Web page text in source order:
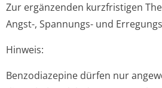
Zur ergänzenden kurzfristigen
Angst-, Spannungs- und
Hinweis:
Benzodiazepine dürfen nur